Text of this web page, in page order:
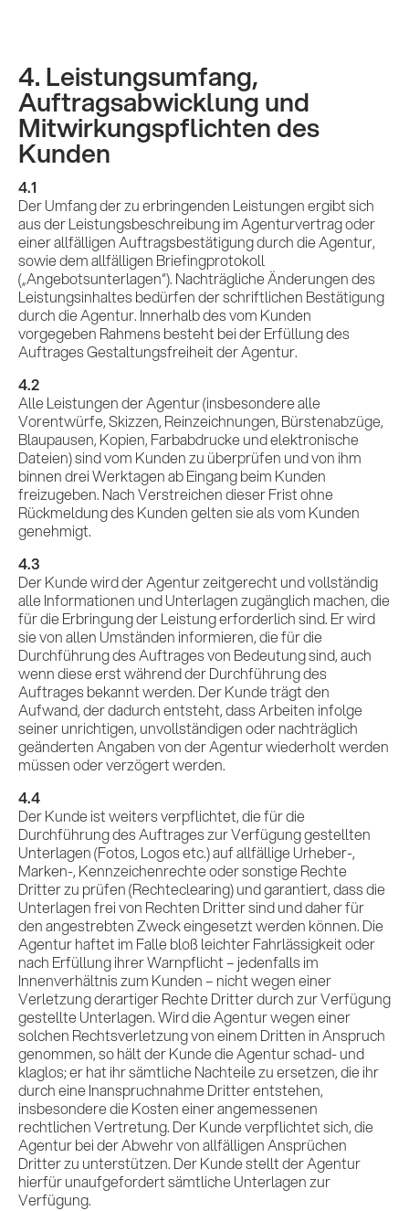
4. Leistungsumfang,
Auftragsabwicklung und
Mitwirkungspflichten des
Kunden
4.1
Der Umfang der zu erbringenden Leistungen ergibt sich
aus der Leistungsbeschreibung im Agenturvertrag oder
einer allfälligen Auftragsbestätigung durch die Agentur,
sowie dem allfälligen Briefingprotokoll
(„Angebotsunterlagen“). Nachträgliche Änderungen des
Leistungsinhaltes bedürfen der schriftlichen Bestätigung
durch die Agentur. Innerhalb des vom Kunden
vorgegeben Rahmens besteht bei der Erfüllung des
Auftrages Gestaltungsfreiheit der Agentur.
4.2
Alle Leistungen der Agentur (insbesondere alle
Vorentwürfe, Skizzen, Reinzeichnungen, Bürstenabzüge,
Blaupausen, Kopien, Farbabdrucke und elektronische
Dateien) sind vom Kunden zu überprüfen und von ihm
binnen drei Werktagen ab Eingang beim Kunden
freizugeben. Nach Verstreichen dieser Frist ohne
Rückmeldung des Kunden gelten sie als vom Kunden
genehmigt.
4.3
Der Kunde wird der Agentur zeitgerecht und vollständig
alle Informationen und Unterlagen zugänglich machen, die
für die Erbringung der Leistung erforderlich sind. Er wird
sie von allen Umständen informieren, die für die
Durchführung des Auftrages von Bedeutung sind, auch
wenn diese erst während der Durchführung des
Auftrages bekannt werden. Der Kunde trägt den
Aufwand, der dadurch entsteht, dass Arbeiten infolge
seiner unrichtigen, unvollständigen oder nachträglich
geänderten Angaben von der Agentur wiederholt werden
müssen oder verzögert werden.
4.4
Der Kunde ist weiters verpflichtet, die für die
Durchführung des Auftrages zur Verfügung gestellten
Unterlagen (Fotos, Logos etc.) auf allfällige Urheber-,
Marken-, Kennzeichenrechte oder sonstige Rechte
Dritter zu prüfen (Rechteclearing) und garantiert, dass die
Unterlagen frei von Rechten Dritter sind und daher für
den angestrebten Zweck eingesetzt werden können. Die
Agentur haftet im Falle bloß leichter Fahrlässigkeit oder
nach Erfüllung ihrer Warnpflicht – jedenfalls im
Innenverhältnis zum Kunden – nicht wegen einer
Verletzung derartiger Rechte Dritter durch zur Verfügung
gestellte Unterlagen. Wird die Agentur wegen einer
solchen Rechtsverletzung von einem Dritten in Anspruch
genommen, so hält der Kunde die Agentur schad- und
klaglos; er hat ihr sämtliche Nachteile zu ersetzen, die ihr
durch eine Inanspruchnahme Dritter entstehen,
insbesondere die Kosten einer angemessenen
rechtlichen Vertretung. Der Kunde verpflichtet sich, die
Agentur bei der Abwehr von allfälligen Ansprüchen
Dritter zu unterstützen. Der Kunde stellt der Agentur
hierfür unaufgefordert sämtliche Unterlagen zur
Verfügung.